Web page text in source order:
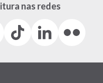
nas redes
Tiktok
(link
em
LinkedIn
(link
em
(link
em